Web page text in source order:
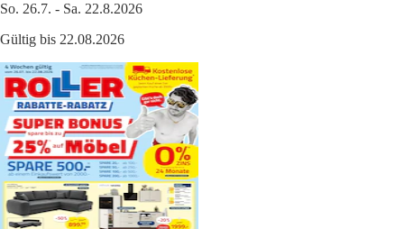
So. 26.7. - Sa. 22.8.2026
Gültig bis 22.08.2026